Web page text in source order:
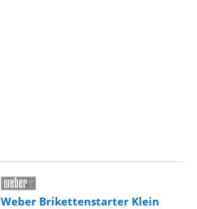
Weber Brikettenstarter Klein